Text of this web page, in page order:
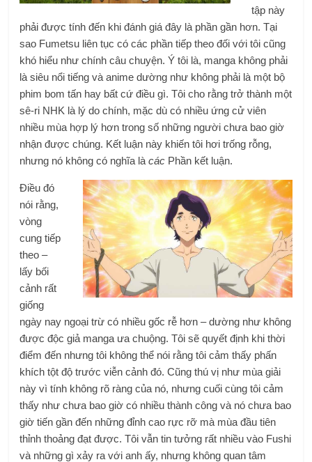
tập này
phải được tính đến khi đánh giá đây là phần gần hơn. Tại
sao Fumetsu liên tục có các phần tiếp theo đối với tôi cũng
khó hiểu như chính câu chuyện. Ý tôi là, manga không phải
là siêu nổi tiếng và anime dường như không phải là một bộ
phim bom tấn hay bất cứ điều gì. Tôi cho rằng trở thành một
sê-ri NHK là lý do chính, mặc dù có nhiều ứng cử viên
nhiều mùa hợp lý hơn trong số những người chưa bao giờ
nhận được chúng. Kết luận này khiến tôi hơi trống rỗng,
nhưng nó không có nghĩa làcác Phần kết luận.
Điều đó
nói rằng,
vòng
cung tiếp
theo –
lấy bối
cảnh rất
giống
ngày nay ngoại trừ có nhiều gốc rễ hơn – dường như không
được độc giả manga ưa chuộng. Tôi sẽ quyết định khi thời
điểm đến nhưng tôi không thể nói rằng tôi cảm thấy phấn
khích tột độ trước viễn cảnh đó. Cũng thú vị như mùa giải
này vì tính không rõ ràng của nó, nhưng cuối cùng tôi cảm
thấy như chưa bao giờ có nhiều thành công và nó chưa bao
giờ tiến gần đến những đỉnh cao rực rỡ mà mùa đầu tiên
thỉnh thoảng đạt được. Tôi vẫn tin tưởng rất nhiều vào Fushi
và những gì xảy ra với anh ấy, nhưng không quan tâm